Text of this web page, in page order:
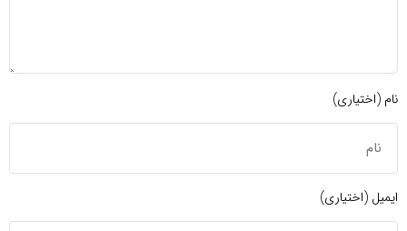
نام (اختیاری)
ایمیل (اختیاری)